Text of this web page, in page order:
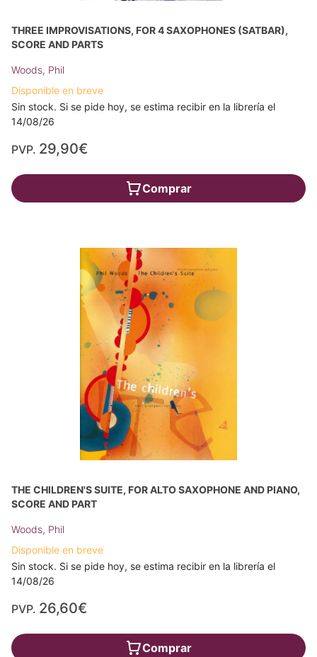
THREE IMPROVISATIONS, FOR 4 SAXOPHONES (SATBAR),
SCORE AND PARTS
Woods, Phil
Disponible en breve
Sin stock. Si se pide hoy, se estima recibir en la librería el
14/08/26
PVP. 29,90€
Comprar
THE CHILDREN'S SUITE, FOR ALTO SAXOPHONE AND PIANO,
SCORE AND PART
Woods, Phil
Disponible en breve
Sin stock. Si se pide hoy, se estima recibir en la librería el
14/08/26
PVP. 26,60€
Comprar